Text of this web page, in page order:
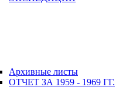
Архивные листы
ОТЧЕТ ЗА 1959 - 1969 ГГ.